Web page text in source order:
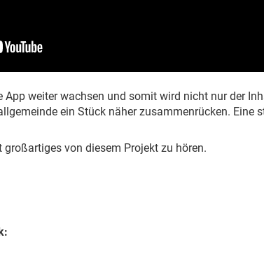
App weiter wachsen und somit wird nicht nur der
ein Stück näher zusammenrücken. Eine
von diesem Projekt zu hören.